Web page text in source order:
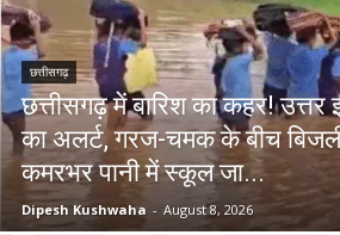
छत्तीसगढ़
छत्तीसगढ़ में बारिश का कहर! उत्तर
का अलर्ट, गरज-चमक के बीच
कमरभर पानी में स्कूल जा...
Dipesh Kushwaha - August 8, 2026